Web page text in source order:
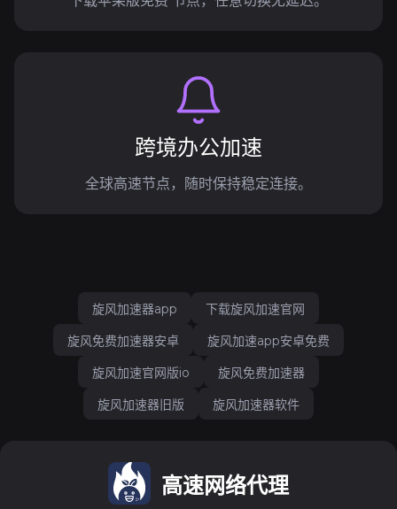
跨境办公加速
全球高速节点，随时保持稳定连接。
旋风加速器app
下载旋风加速官网
旋风免费加速器安卓
旋风加速app安卓免费
旋风加速官网版io
旋风免费加速器
旋风加速器旧版
旋风加速器软件
高速网络代理